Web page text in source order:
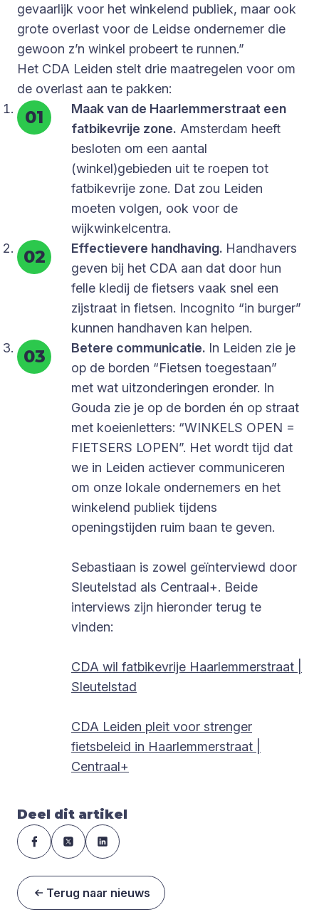
gevaarlijk voor het winkelend publiek, maar ook
grote overlast voor de Leidse ondernemer die
gewoon z’n winkel probeert te runnen.”
Het CDA Leiden stelt drie maatregelen voor om
de overlast aan te pakken:
Maak van de Haarlemmerstraat een
fatbikevrije zone. Amsterdam heeft
besloten om een aantal
(winkel)gebieden uit te roepen tot
fatbikevrije zone. Dat zou Leiden
moeten volgen, ook voor de
wijkwinkelcentra.
Effectievere handhaving. Handhavers
geven bij het CDA aan dat door hun
felle kledij de fietsers vaak snel een
zijstraat in fietsen. Incognito “in burger”
kunnen handhaven kan helpen.
Betere communicatie. In Leiden zie je
op de borden “Fietsen toegestaan”
met wat uitzonderingen eronder. In
Gouda zie je op de borden én op straat
met koeienletters: “WINKELS OPEN =
FIETSERS LOPEN”. Het wordt tijd dat
we in Leiden actiever communiceren
om onze lokale ondernemers en het
winkelend publiek tijdens
openingstijden ruim baan te geven.
Sebastiaan is zowel geïnterviewd door
Sleutelstad als Centraal+. Beide
interviews zijn hieronder terug te
vinden:
CDA wil fatbikevrije Haarlemmerstraat |
Sleutelstad
CDA Leiden pleit voor strenger
fietsbeleid in Haarlemmerstraat |
Centraal+
Deel dit artikel
Terug naar nieuws